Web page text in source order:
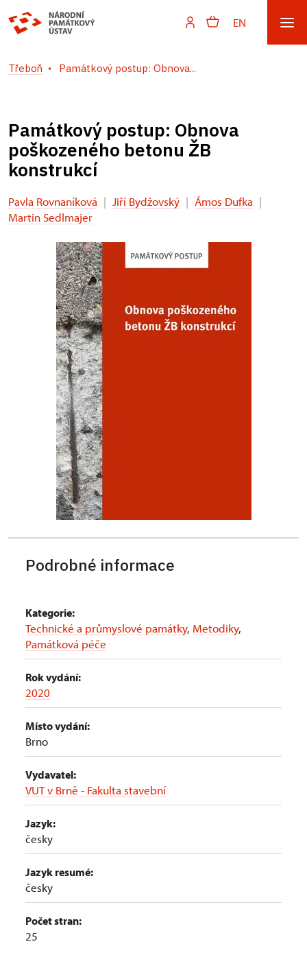
EN
Třeboň Památkový postup: Obnova...
Památkový postup: Obnova
poškozeného betonu ŽB
konstrukcí
Pavla Rovnaníková | Jiří Bydžovský | Ámos Dufka |
Martin Sedlmajer
Podrobné informace
Kategorie:
Technické a průmyslové památky, Metodiky,
Památková péče
Rok vydání:
2020
Místo vydání:
Brno
Vydavatel:
VUT v Brně - Fakulta stavební
Jazyk:
česky
Jazyk resumé:
česky
Počet stran:
25